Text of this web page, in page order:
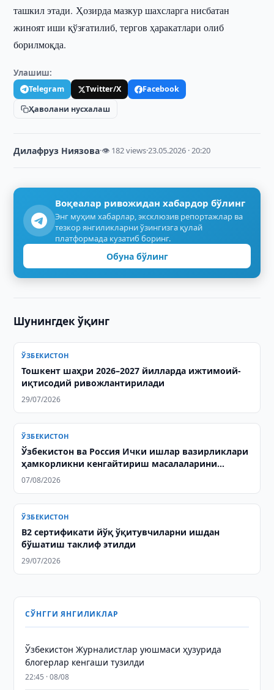
ташкил этади. Ҳозирда мазкур шахсларга нисбатан
жиноят иши қўзғатилиб, тергов ҳаракатлари олиб
борилмоқда.
Улашиш:
Telegram Twitter/X
Facebook
Ҳаволани нусхалаш
Дилафруз Ниязова·👁 182 views·23.05.2026 · 20:20
Воқеалар ривожидан хабардор бўлинг
Энг муҳим хабарлар, эксклюзив репортажлар ва
тезкор янгиликларни ўзингизга қулай
платформада кузатиб боринг.
Обуна бўлинг
Шунингдек ўқинг
ЎЗБЕКИСТОН
Тошкент шаҳри 2026–2027 йилларда ижтимоий-
иқтисодий ривожлантирилади
29/07/2026
ЎЗБЕКИСТОН
Ўзбекистон ва Россия Ички ишлар вазирликлари
ҳамкорликни кенгайтириш масалаларини
муҳокама қилишди
07/08/2026
ЎЗБЕКИСТОН
B2 сертификати йўқ ўқитувчиларни ишдан
бўшатиш таклиф этилди
29/07/2026
СЎНГГИ ЯНГИЛИКЛАР
Ўзбекистон Журналистлар уюшмаси ҳузурида
блогерлар кенгаши тузилди
22:45 · 08/08